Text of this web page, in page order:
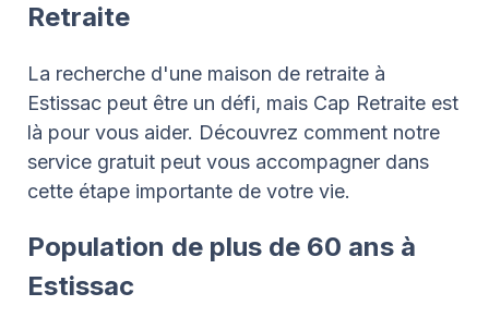
Retraite
La recherche d'une maison de retraite à
Estissac peut être un défi, mais Cap Retraite est
là pour vous aider. Découvrez comment notre
service gratuit peut vous accompagner dans
cette étape importante de votre vie.
Population de plus de 60 ans à
Estissac